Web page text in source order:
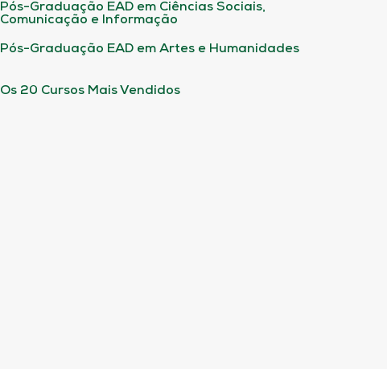
Pós-Graduação EAD em Ciências Sociais,
Comunicação e Informação
Pós-Graduação EAD em Artes e Humanidades
Os 20 Cursos Mais Vendidos